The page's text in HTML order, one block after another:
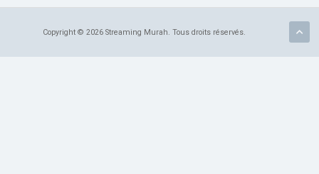
Copyright © 2026 Streaming Murah. Tous droits réservés.